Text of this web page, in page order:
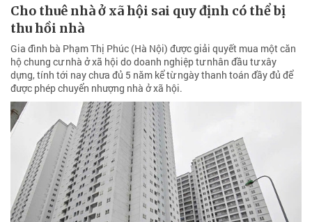
Cho thuê nhà ở xã hội sai quy định có thể bị
thu hồi nhà
Gia đình bà Phạm Thị Phúc (Hà Nội) được giải quyết mua một căn
hộ chung cư nhà ở xã hội do doanh nghiệp tư nhân đầu tư xây
dựng, tính tới nay chưa đủ 5 năm kể từ ngày thanh toán đầy đủ để
được phép chuyển nhượng nhà ở xã hội.